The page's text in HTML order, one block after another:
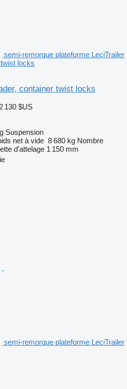
semi-remorque plateforme LeciTrailer
locks
container twist locks
130 $US
Suspension
net à vide 8 680 kg Nombre
d'attelage 1 150 mm
semi-remorque plateforme LeciTrailer